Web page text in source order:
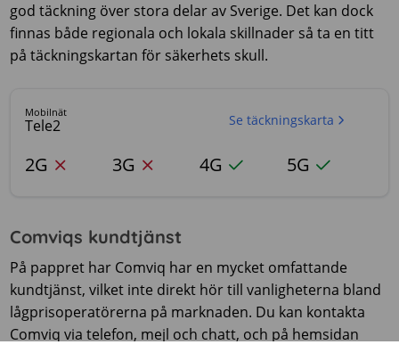
god täckning över stora delar av Sverige. Det kan dock
finnas både regionala och lokala skillnader så ta en titt
på täckningskartan för säkerhets skull.
Mobilnät
Tele2
2G 3G 4G 5G
Se täckningskarta
Comviqs kundtjänst
På pappret har Comviq har en mycket omfattande
kundtjänst, vilket inte direkt hör till vanligheterna bland
lågprisoperatörerna på marknaden. Du kan kontakta
Comviq via telefon, mejl och chatt, och på hemsidan